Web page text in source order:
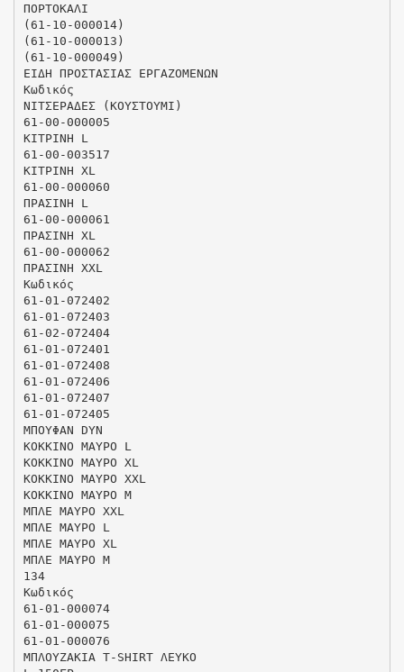
ΠΟΡΤΟΚΑΛΙ
(61-10-000014)
(61-10-000013)
(61-10-000049)
ΕΙΔΗ ΠΡΟΣΤΑΣΙΑΣ ΕΡΓΑΖΟΜΕΝΩΝ
Κωδικός
ΝΙΤΣΕΡΑΔΕΣ (ΚΟΥΣΤΟΥΜΙ)
61-00-000005
ΚΙΤΡΙΝΗ L
61-00-003517
ΚΙΤΡΙΝΗ XL
61-00-000060
ΠΡΑΣΙΝΗ L
61-00-000061
ΠΡΑΣΙΝΗ XL
61-00-000062
ΠΡΑΣΙΝΗ XXL
Κωδικός
61-01-072402
61-01-072403
61-02-072404
61-01-072401
61-01-072408
61-01-072406
61-01-072407
61-01-072405
ΜΠΟΥΦΑΝ DYN
ΚΟΚΚΙΝΟ ΜΑΥΡΟ L
ΚΟΚΚΙΝΟ ΜΑΥΡΟ XL
ΚΟΚΚΙΝΟ ΜΑΥΡΟ XXL
ΚΟΚΚΙΝΟ ΜΑΥΡΟ M
ΜΠΛΕ ΜΑΥΡΟ XXL
ΜΠΛΕ ΜΑΥΡΟ L
ΜΠΛΕ ΜΑΥΡΟ XL
ΜΠΛΕ ΜΑΥΡΟ M
134
Κωδικός
61-01-000074
61-01-000075
61-01-000076
ΜΠΛΟΥΖΑΚΙΑ Τ-SHIRT ΛΕΥΚΟ